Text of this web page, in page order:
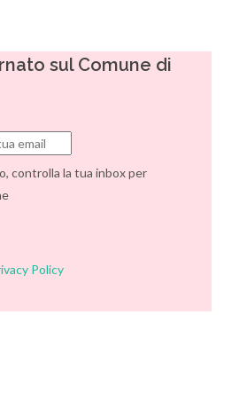
sul Comune di
controlla la tua inbox per
Policy